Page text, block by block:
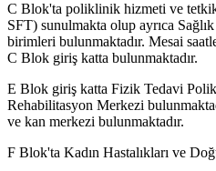
C Blok'ta poliklinik hizmeti ve
SFT) sunulmakta olup ayrıca
birimleri bulunmaktadır. Mesai
C Blok giriş katta bulunmaktadır.
E Blok giriş katta Fizik Tedavi
Rehabilitasyon Merkezi
ve kan merkezi bulunmaktadır.
F Blok'ta Kadın Hastalıkları ve